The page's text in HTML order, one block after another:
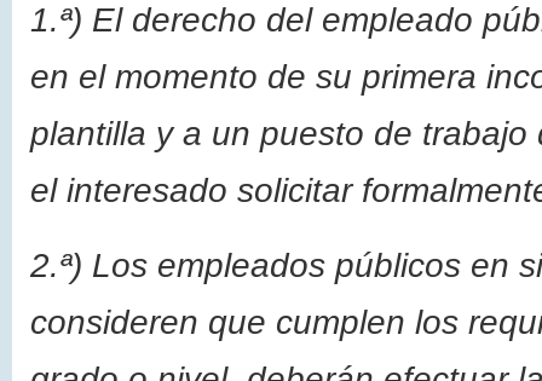
1.ª) El derecho del empleado
en el momento de su primera
plantilla y a un puesto de
el interesado solicitar
2.ª) Los empleados públicos en
consideren que cumplen los